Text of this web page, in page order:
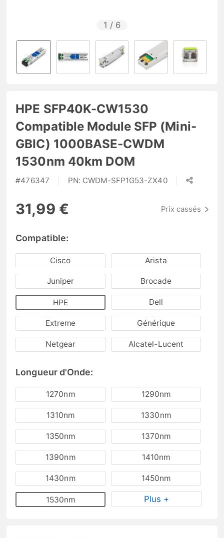
1 / 6
HPE SFP40K-CW1530
Compatible Module SFP (Mini-
GBIC) 1000BASE-CWDM
1530nm 40km DOM
#476347 PN: CWDM-SFP1G53-ZX40
31,99 € Prix cassés
Compatible:
Cisco Arista
Juniper Brocade
HPE Dell
Extreme Générique
Netgear Alcatel-Lucent
Longueur d'Onde:
1270nm 1290nm
1310nm 1330nm
1350nm 1370nm
1390nm 1410nm
1430nm 1450nm
1530nm Plus +